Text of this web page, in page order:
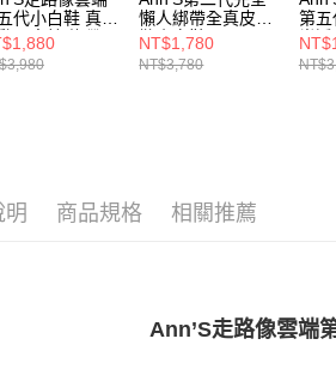
代小白鞋 真皮
風車線 綁帶瑪
鞋1.5cm-黑
懶人綁帶全真皮穆
勒小白鞋
NT$1,780
NT$3,780
第五
半透
莉珍
明 商品規格 相關推薦
Ann’S走路像雲端